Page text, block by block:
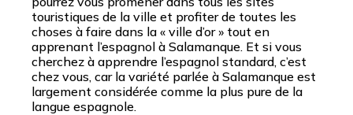
touristiques de la ville et profiter de toutes les
choses à faire dans la « ville d’or » tout en
apprenant l’espagnol à Salamanque. Et si vous
cherchez à apprendre l’espagnol standard, c’est
chez vous, car la variété parlée à Salamanque est
largement considérée comme la plus pure de la
langue espagnole.